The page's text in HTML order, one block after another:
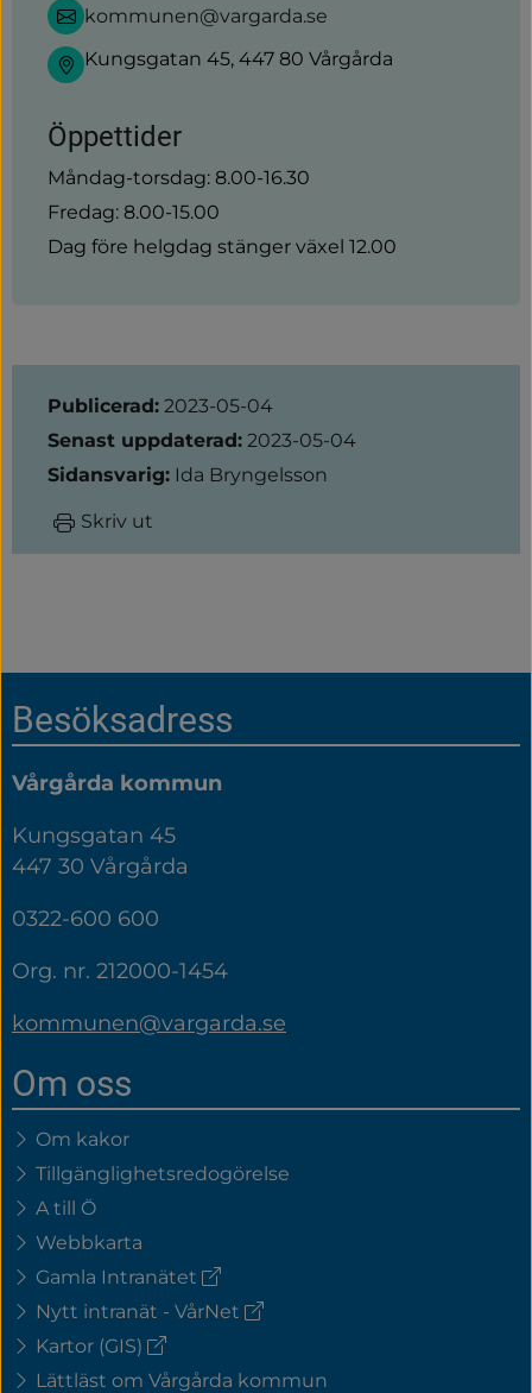
kommunen@vargarda.se
Kungsgatan 45, 447 80 Vårgårda
Öppettider
Måndag-torsdag: 8.00-16.30
Fredag: 8.00-15.00
Dag före helgdag stänger växel 12.00
Sidinformation
Publicerad: 2023-05-04
Senast uppdaterad: 2023-05-04
Sidansvarig: Ida Bryngelsson
Skriv ut
Sidfot
Besöksadress
Vårgårda kommun
Kungsgatan 45
447 30 Vårgårda
0322-600 600
Org. nr. 212000-1454
kommunen@vargarda.se
Om oss
Om kakor
Tillgänglighetsredogörelse
A till Ö
Webbkarta
Gamla Intranätet (extern
länk)
Nytt intranät - VårNet (extern
Kartor (GIS) (extern
länk)
Lättläst om Vårgårda kommun